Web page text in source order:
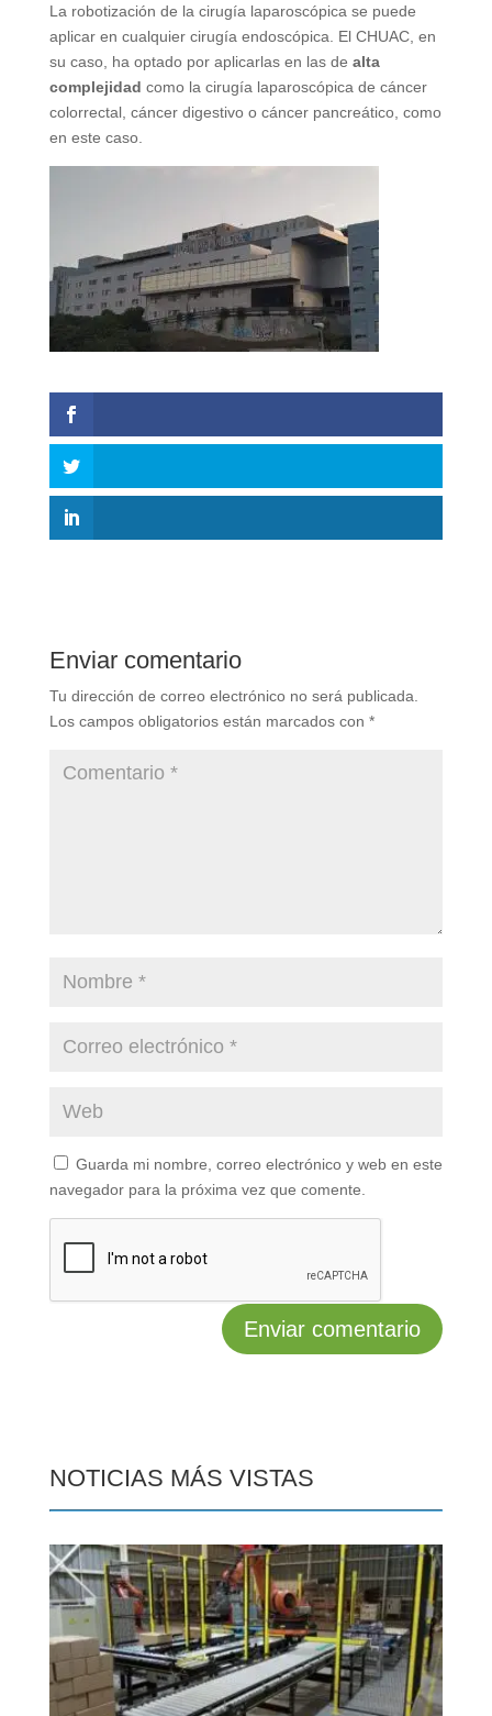
La robotización de la cirugía laparoscópica se puede
aplicar en cualquier cirugía endoscópica. El CHUAC, en
su caso, ha optado por aplicarlas en las de alta
complejidad como la cirugía laparoscópica de cáncer
colorrectal, cáncer digestivo o cáncer pancreático, como
en este caso.
Enviar comentario
Tu dirección de correo electrónico no será publicada.
Los campos obligatorios están marcados con *
Guarda mi nombre, correo electrónico y web en este
navegador para la próxima vez que comente.
NOTICIAS MÁS VISTAS